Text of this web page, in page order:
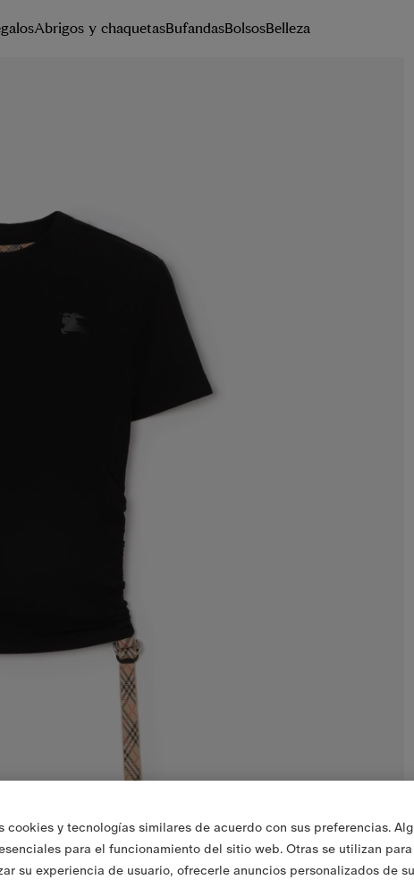
Abrigos y chaquetasBufandasBolsosBelleza
cookies y tecnologías similares de acuerdo con sus preferencias.
para el funcionamiento del sitio web. Otras se utilizan
su experiencia de usuario, ofrecerle anuncios personalizados de